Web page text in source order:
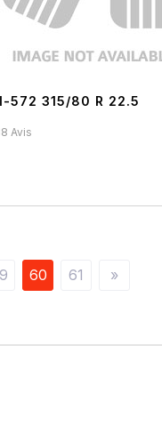
572 315/80 R 22.5
Avis
60 61 »